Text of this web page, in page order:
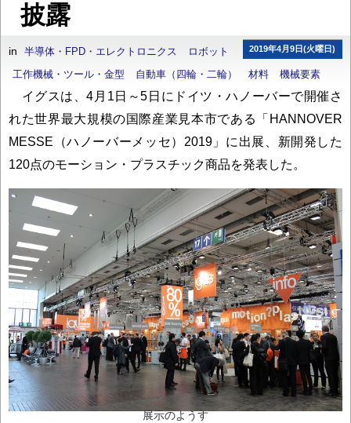
披露
2019年4月9日(火曜日)
in 半導体・FPD・エレクトロニクス ロボット
工作機械・ツール・金型 自動車（四輪・二輪） 材料 機械要素
イグスは、4月1日～5日にドイツ・ハノーバーで開催さ
れた世界最大規模の国際産業見本市である「HANNOVER
MESSE（ハノーバーメッセ）2019」に出展、新開発した
120点のモーション・プラスチック商品を発表した。
展示のようす